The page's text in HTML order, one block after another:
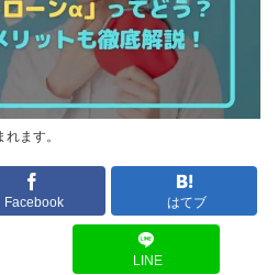
ます。
Facebook はてブ
LINE